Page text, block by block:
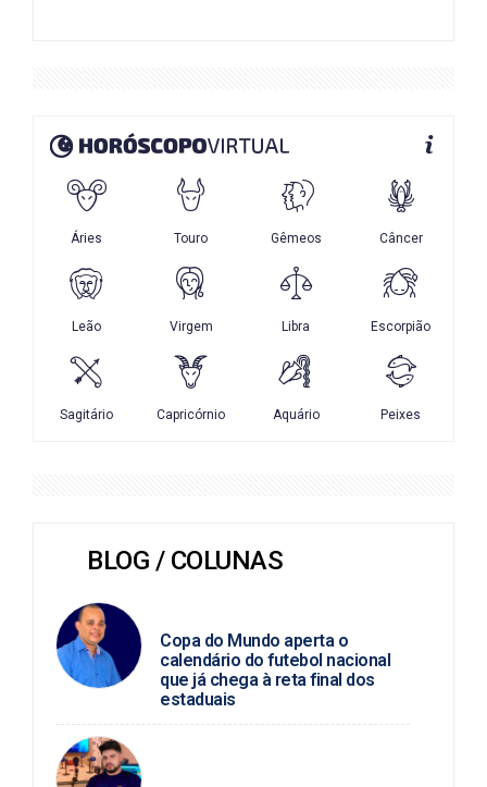
BLOG / COLUNAS
Copa do Mundo aperta o
calendário do futebol nacional
que já chega à reta final dos
estaduais